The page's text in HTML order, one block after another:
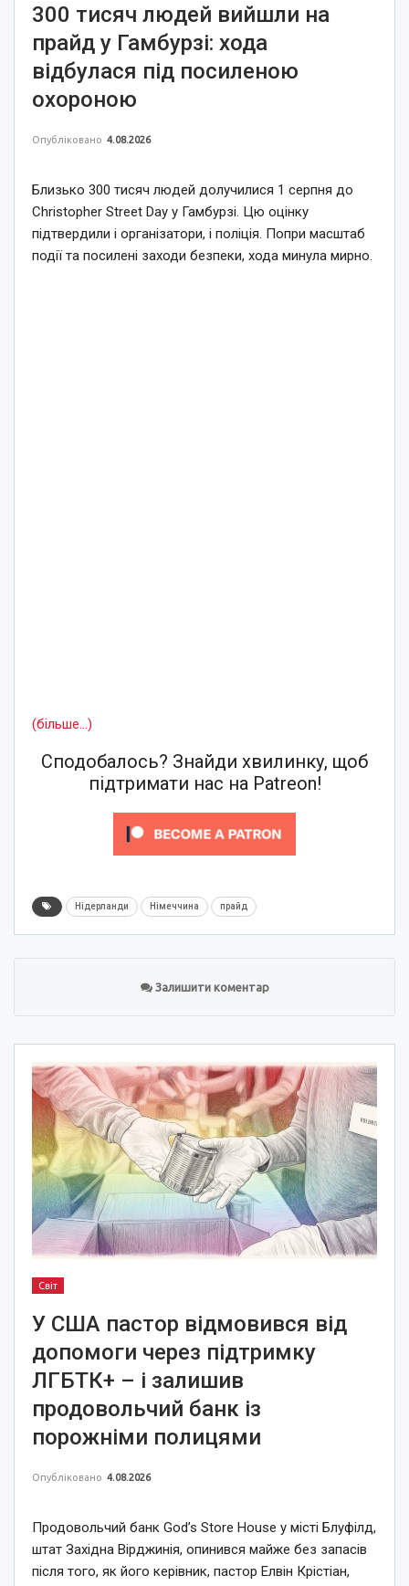
300 тисяч людей вийшли на
прайд у Гамбурзі: хода
відбулася під посиленою
охороною
Опубліковано 4.08.2026
Близько 300 тисяч людей долучилися 1 серпня до
Christopher Street Day у Гамбурзі. Цю оцінку
підтвердили і організатори, і поліція. Попри масштаб
події та посилені заходи безпеки, хода минула мирно.
(більше…)
Сподобалось? Знайди хвилинку, щоб
підтримати нас на Patreon!
Нідерланди Німеччина прайд
Залишити коментар
Світ
У США пастор відмовився від
допомоги через підтримку
ЛГБТК+ – і залишив
продовольчий банк із
порожніми полицями
Опубліковано 4.08.2026
Продовольчий банк God’s Store House у місті Блуфілд,
штат Західна Вірджинія, опинився майже без запасів
після того, як його керівник, пастор Елвін Крістіан,